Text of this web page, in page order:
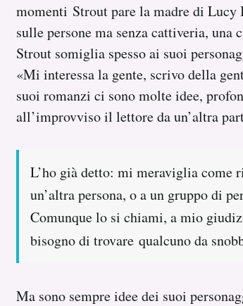
momenti Strout pare la madre di Lucy
sulle persone ma senza cattiveria, una
Strout somiglia spesso ai suoi
«Mi interessa la gente, scrivo della
suoi romanzi ci sono molte idee,
all’improvviso il lettore da un’altra
L’ho già detto: mi meraviglia come
un’altra persona, o a un gruppo di
Comunque lo si chiami, a mio
bisogno di trovare qualcuno da
Ma sono sempre idee dei suoi